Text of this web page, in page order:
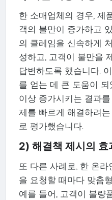
한 소매업체의 경우, 제
객의 불만이 증가하고
의 클레임을 신속하게
성하고, 고객이 불만을
답변하도록 했습니다.
를 얻는 데 큰 도움이
이상 증가시키는 결과
제를 빠르게 해결하려
로 평가했습니다.
2) 해결책 제시의 효
또 다른 사례로, 한 온
을 요청할 때마다 맞춤
예를 들어, 고객이 불량